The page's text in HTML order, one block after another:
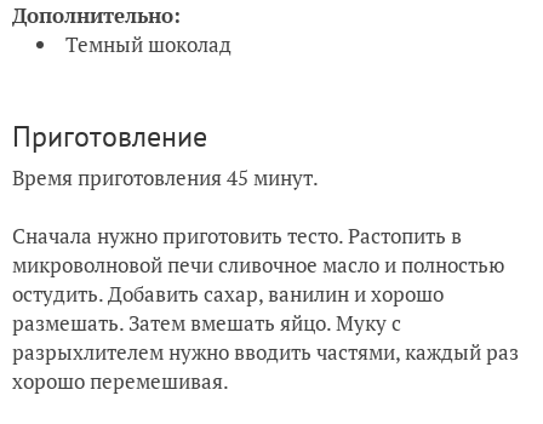
Дополнительно:
Темный шоколад
Приготовление
Время приготовления 45 минут.
Сначала нужно приготовить тесто. Растопить в
микроволновой печи сливочное масло и полностью
остудить. Добавить сахар, ванилин и хорошо
размешать. Затем вмешать яйцо. Муку с
разрыхлителем нужно вводить частями, каждый раз
хорошо перемешивая.